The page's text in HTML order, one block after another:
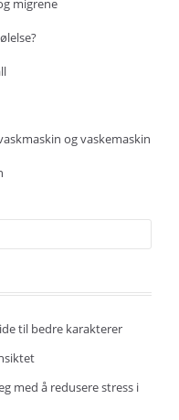
migrene
og vaskemaskin
til bedre karakterer
med å redusere stress i